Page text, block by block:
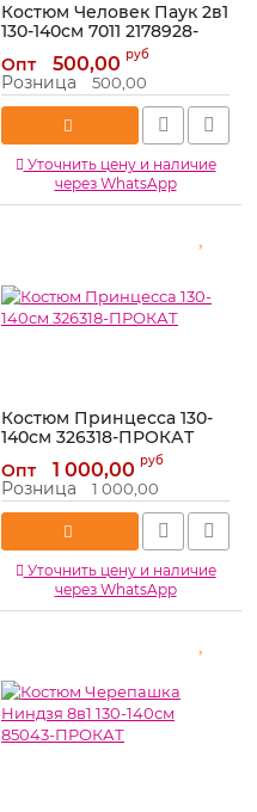
Костюм Человек Паук 2в1
130-140см 7011 2178928-
Артикул: 2178928-ПРОКАТ
Опт 500,00 руб
Розница 500,00
Уточнить цену и наличие
через WhatsApp
Костюм Принцесса 130-
140см 326318-ПРОКАТ
Артикул: 326318-ПРОКАТ
Опт 1 000,00 руб
Розница 1 000,00
Уточнить цену и наличие
через WhatsApp